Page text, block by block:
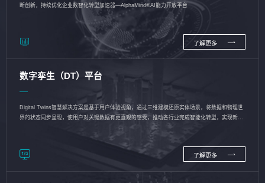
断创新，持续优化企业数智化转型加速器—AlphaMind®AI能力开放平台
了解更多
数字孪生（DT）平台
Digital Twins智慧解决方案是基于用户体验视角，通过三维建模还原实体场景，将数据和物理世
界的状态同步呈现，使用户对关键数据有更直观的感受，推动各行业完成智能化转型，实现新旧
了解更多